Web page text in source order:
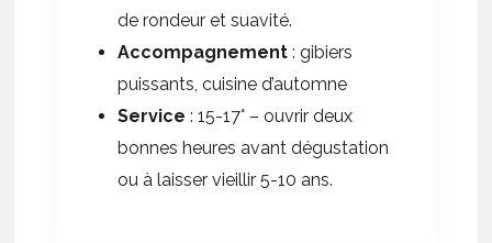
de rondeur et suavité.
Accompagnement : gibiers
puissants, cuisine d’automne
Service : 15-17° – ouvrir deux
bonnes heures avant dégustation
ou à laisser vieillir 5-10 ans.